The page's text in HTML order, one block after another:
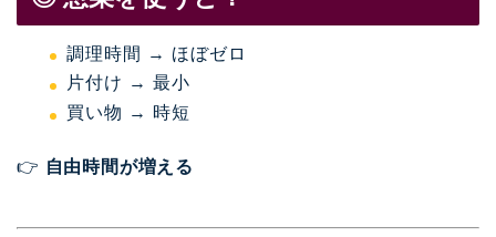
調理時間 → ほぼゼロ
片付け → 最小
買い物 → 時短
👉 自由時間が増える